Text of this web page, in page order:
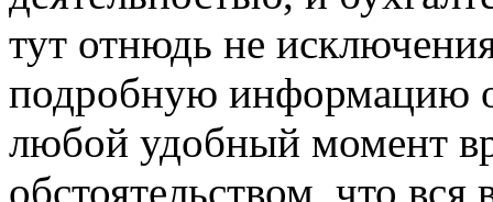
тут отнюдь не
подробную информацию
любой удобный момент
обстоятельством, что